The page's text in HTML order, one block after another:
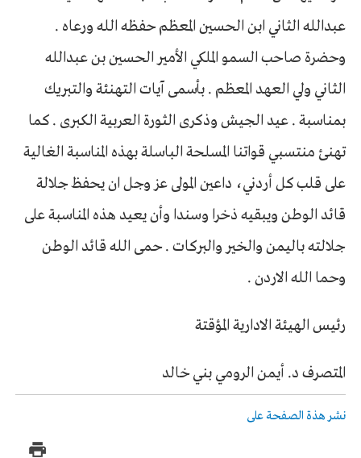
عبدالله الثاني ابن الحسين المعظم حفظه الله ورعاه .
وحضرة صاحب السمو الملكي الأمير الحسين بن عبدالله
الثاني ولي العهد المعظم . بأسمى آيات التهنئة والتبريك
بمناسبة . عيد الجيش وذكرى الثورة العربية الكبرى . كما
تهنئ منتسبي قواتنا المسلحة الباسلة بهذه المناسبة الغالية
على قلب كل أردني، داعين المولى عز وجل ان يحفظ جلالة
قائد الوطن ويبقيه ذخرا وسندا وأن يعيد هذه المناسبة على
جلالته باليمن والخير والبركات . حمى الله قائد الوطن
وحما الله الاردن .
رئيس الهيئة الادارية المؤقتة
المتصرف د. أيمن الرومي بني خالد
نشر هذة الصفحة على